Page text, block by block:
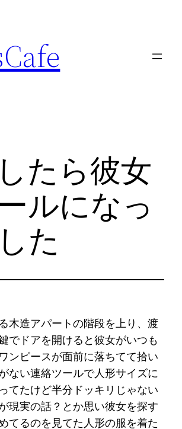
たら彼女
ルになっ
た
木造アパートの階段を上り、渡
でドアを開けると彼女がいつも
ンピースが面前に落ちてて拾い
ない連絡ツールで人形サイズに
てたけど半分ドッキリじゃない
現実の話？とか思い彼女を探す
てるのを見てた人形の服を着た